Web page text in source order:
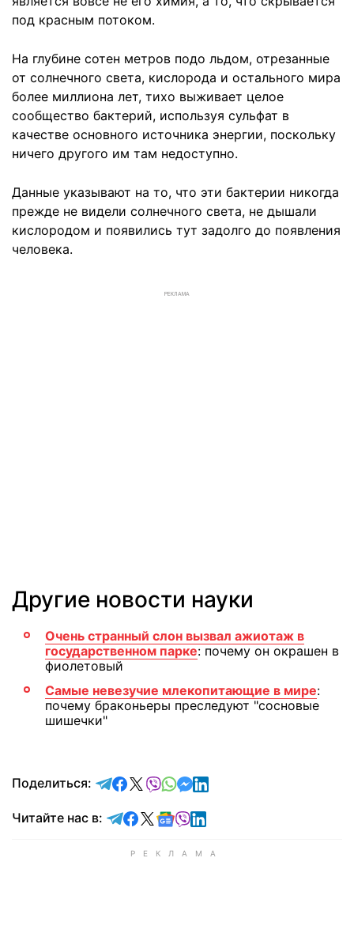
под красным потоком.
На глубине сотен метров подо льдом, отрезанные
от солнечного света, кислорода и остального мира
более миллиона лет, тихо выживает целое
сообщество бактерий, используя сульфат в
качестве основного источника энергии, поскольку
ничего другого им там недоступно.
Данные указывают на то, что эти бактерии никогда
прежде не видели солнечного света, не дышали
кислородом и появились тут задолго до появления
человека.
РЕКЛАМА
Другие новости науки
Очень странный слон вызвал ажиотаж в
государственном парке: почему он окрашен в
фиолетовый
Самые невезучие млекопитающие в мире:
почему браконьеры преследуют "сосновые
шишечки"
Поделиться: отправить в Telegram
поделиться в Facebook
поделиться в X
отправить в Viber
отправить в Whatsapp
отправить в Messenger
отправить в LinkedIn
Читайте нас в: Читайте в Telegram
Читайте в Facebook
Читайте в X
Читайте в Google news
Читайте в Viber
Читайте в LinkedIn